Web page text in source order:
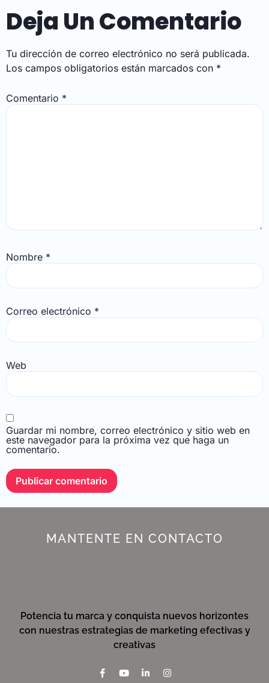
Deja Un Comentario
Tu dirección de correo electrónico no será publicada.
Los campos obligatorios están marcados con *
Comentario *
Nombre *
Correo electrónico *
Web
Guardar mi nombre, correo electrónico y sitio web en
este navegador para la próxima vez que haga un
comentario.
MANTENTE EN CONTACTO
Potencia tu marca y conquista nuevos horizontes
con nuestras estrategias de marketing efectivas y
creativas